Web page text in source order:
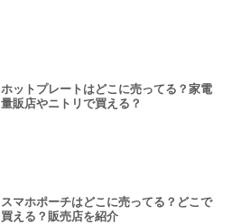
ホットプレートはどこに売ってる？家電
量販店やニトリで買える？
スマホポーチはどこに売ってる？どこで
買える？販売店を紹介